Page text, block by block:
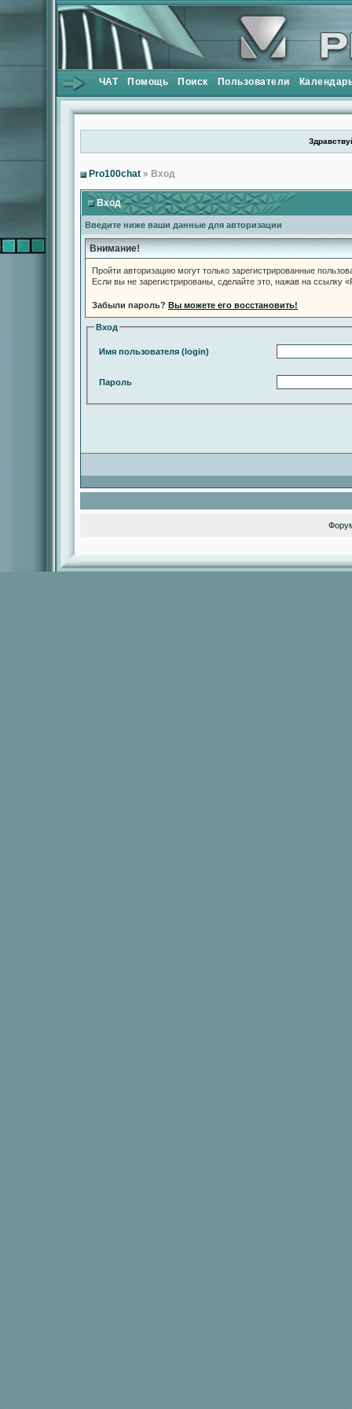
ЧАТ Помощь Поиск Пользователи
Pro100chat » Вход
Вход
Введите ниже ваши данные для авторизации
Внимание!
Пройти авторизацию могут только зарегистрированные
Если вы не зарегистрированы, сделайте это, нажав на ссылку
Забыли пароль? Вы можете его восстановить!
Вход
Имя пользователя (login)
Пароль